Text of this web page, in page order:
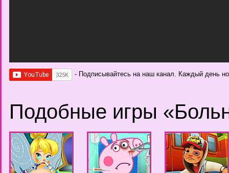
- Подписывайтесь на наш канал. Каждый день
Подобные игры